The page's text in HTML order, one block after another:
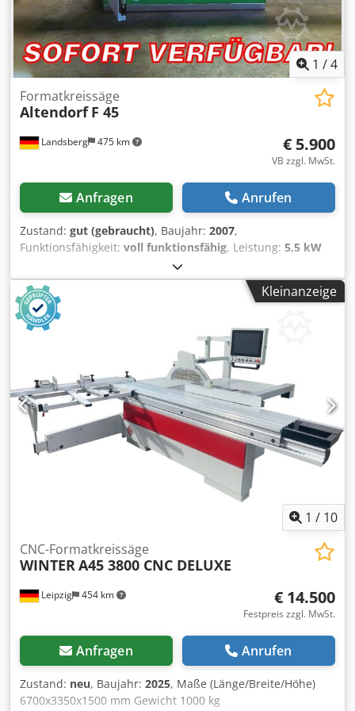
1 /4
Landsberg 475 km
Formatkreissäge
Altendorf F 45
€ 5.900
VB zzgl. MwSt.
Anfragen Anrufen
Zustand: gut (gebraucht), Baujahr: 2007,
Funktionsfähigkeit: voll funktionsfähig, Leistung: 5,5 kW
, Schnittbreite (max.):
Sägeblattdurchmesser:550 mm, Neigungsverstellung
Sägeblatt:
CE-Kennzeichnung,
Dokumentation/Handbuch, Sägeblattschutz
Bildschrimsteuerung; Parallelanschlag Abspeichern von 20
Programmen; Doppelrollwagen 3000mm 1000er
Schnittbreite Schnitthöhe 200 mm Tischverlängerung 840
mm Drei Drehzahlen möglich 3 4 5 T/Umin Djdpey Nyuasfx
Am Eeck
Kleinanzeige
1 / 10
Leipzig 454 km
CNC-Formatkreissäge
WINTERA45 3800 CNC DELUXE
€ 14.500
Festpreis zzgl. MwSt.
Anfragen Anrufen
Zustand: neu, Baujahr: 2025, Maße (Länge/Breite/Höhe)
6700x3350x1500 mm Gewicht 1000 kg